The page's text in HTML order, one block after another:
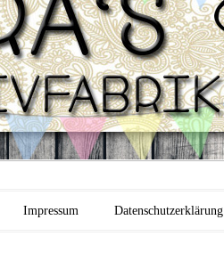
Impressum Datenschutzerklärung